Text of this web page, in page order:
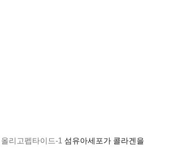
올리고펩타이드-1 섬유아세포가 콜라겐을